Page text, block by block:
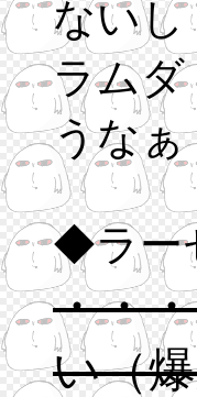
ないし
ラムダ
うなぁ
◆ラー
・・
い（